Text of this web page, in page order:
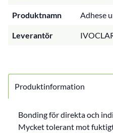
Produktnamn Adhese
Leverantör
Produktinformation
Bonding för direkta och
Mycket tolerant mot